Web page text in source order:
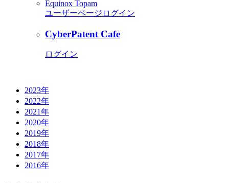
Equinox Topam
ユーザーページログイン
CyberPatent Cafe
ログイン
2023年
2022年
2021年
2020年
2019年
2018年
2017年
2016年